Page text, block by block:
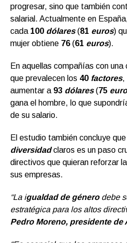
progresar, sino que también
salarial. Actualmente en
cada 100 dólares(81 euros)
mujer obtiene 76 (61 euros).
En aquellas compañías con
que prevalecen los 40 factores,
aumentar a 93 dólares(75
gana el hombre, lo que
de su salario.
El estudio también concluye
diversidadclaros es un paso
directivos que quieran reforzar
sus empresas.
“La igualdad de génerodebe
estratégica para los altos
Pedro Moreno, presidente de